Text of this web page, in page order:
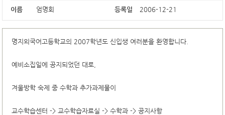
이름 엄명회 등록일 2006-12-21
명지외국어고등학교의 2007학년도 신입생 여러분을 환영합니다.
예비소집일에 공지되었던 대로,
겨울방학 숙제 중 수학과 추가과제물이
교수학습센터 -> 교수학습자료실 -> 수학과 -> 공지사항